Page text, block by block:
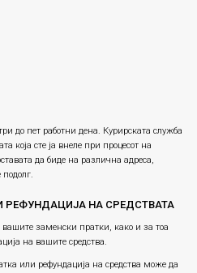
до пет работни дена. Курирската служба
која сте ја внеле при процесот на
да биде на различна адреса,
НА СРЕДСТВАТА
заменски пратки, како и за тоа
на вашите средства.
или рефундацијa на средства може да